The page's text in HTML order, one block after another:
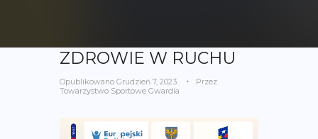
ZDROWIE W RUCHU
Opublikowano Grudzień 7, 2023
Przez
Towarzystwo Sportowe Gwardia